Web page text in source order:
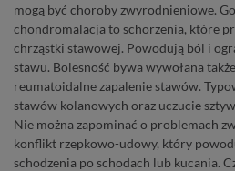
mogą być choroby zwyrodnieniowe.
chondromalacja to schorzenia, które
chrząstki stawowej. Powodują ból i
stawu. Bolesność bywa wywołana
reumatoidalne zapalenie stawów.
stawów kolanowych oraz uczucie
Nie można zapominać o problemach
konflikt rzepkowo-udowy, który
schodzenia po schodach lub kucania.